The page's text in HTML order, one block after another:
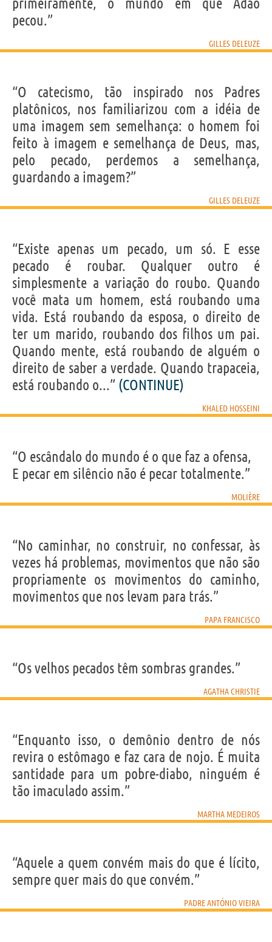
pecou.”
GILLES DELEUZE
“O catecismo, tão inspirado nos Padres
platônicos, nos familiarizou com a idéia de
uma imagem sem semelhança: o homem foi
feito à imagem e semelhança de Deus, mas,
pelo pecado, perdemos a semelhança,
guardando a imagem?”
GILLES DELEUZE
“Existe apenas um pecado, um só. E esse
pecado é roubar. Qualquer outro é
simplesmente a variação do roubo. Quando
você mata um homem, está roubando uma
vida. Está roubando da esposa, o direito de
ter um marido, roubando dos filhos um pai.
Quando mente, está roubando de alguém o
direito de saber a verdade. Quando trapaceia,
está roubando o...” (CONTINUE)
KHALED HOSSEINI
“O escândalo do mundo é o que faz a ofensa,
E pecar em silêncio não é pecar totalmente.”
MOLIÈRE
“No caminhar, no construir, no confessar, às
vezes há problemas, movimentos que não são
propriamente os movimentos do caminho,
movimentos que nos levam para trás.”
PAPA FRANCISCO
“Os velhos pecados têm sombras grandes.”
AGATHA CHRISTIE
“Enquanto isso, o demônio dentro de nós
revira o estômago e faz cara de nojo. É muita
santidade para um pobre-diabo, ninguém é
tão imaculado assim.”
MARTHA MEDEIROS
“Aquele a quem convém mais do que é lícito,
sempre quer mais do que convém.”
PADRE ANTÓNIO VIEIRA